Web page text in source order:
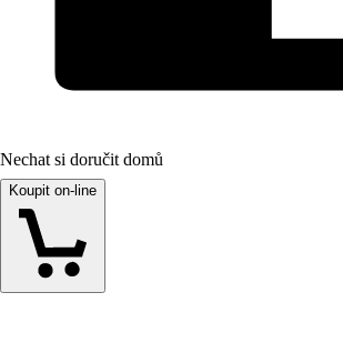
Nechat si doručit domů
Koupit on-line